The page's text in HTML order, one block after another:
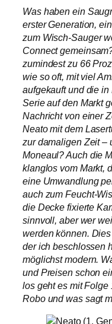
Was haben ein
erster Generation,
zum Wisch-Sauger
Connect
zumindest zu 66
wie so oft, mit viel
aufgekauft und die
Serie auf den Markt
Nachricht von einer
Neato mit dem
zur damaligen Zeit –
Moneaul? Auch die
klanglos vom Markt,
eine Umwandlung
auch zum Feucht-
die Decke fixierte
sinnvoll, aber wer
werden können.
der ich beschlossen
möglichst modern.
und Preisen schon
los geht es mit Folge
Robo und was sagt